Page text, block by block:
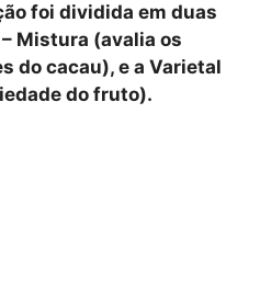
foi dividida em duas
Mistura (avalia os
do cacau), e a Varietal
do fruto).